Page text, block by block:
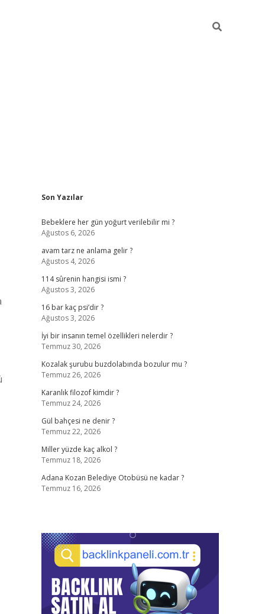
Sidebar
Son Yazılar
Bebeklere her gün yoğurt verilebilir mi ?
Ağustos 6, 2026
avam tarz ne anlama gelir ?
Ağustos 4, 2026
114 sûrenin hangisi ismi ?
Ağustos 3, 2026
16 bar kaç psi’dir ?
Ağustos 3, 2026
İyi bir insanın temel özellikleri nelerdir ?
Temmuz 30, 2026
Kozalak şurubu buzdolabında bozulur mu ?
Temmuz 26, 2026
Karanlık filozof kimdir ?
Temmuz 24, 2026
Gül bahçesi ne denir ?
Temmuz 22, 2026
Miller yüzde kaç alkol ?
Temmuz 18, 2026
Adana Kozan Belediye Otobüsü ne kadar ?
Temmuz 16, 2026